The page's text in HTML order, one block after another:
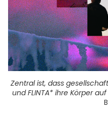
Zentral ist, dass
und FLINTA* ihre Körper